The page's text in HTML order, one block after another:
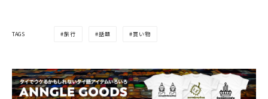
TAGS 旅行 話題 買い物